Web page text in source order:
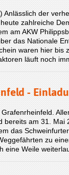
Anlässlich der
zahlreiche
am AKW
das Nationale
waren hier
läuft noch
-
am 31.
das
zu
eine Weile